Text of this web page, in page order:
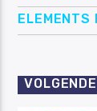
ELEMENTS